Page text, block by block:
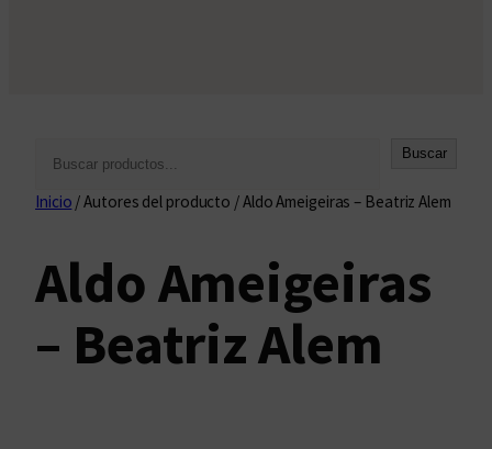
s
r
Buscar
Inicio / Autores del producto / Aldo Ameigeiras – Beatriz Alem
Aldo Ameigeiras
– Beatriz Alem